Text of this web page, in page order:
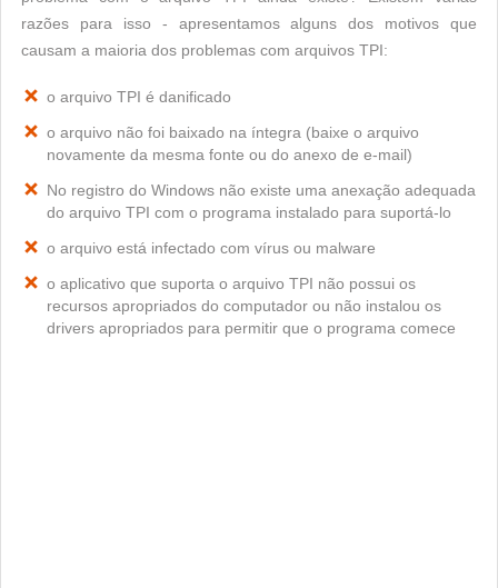
razões para isso - apresentamos alguns dos motivos que
causam a maioria dos problemas com arquivos TPI:
o arquivo TPI é danificado
o arquivo não foi baixado na íntegra (baixe o arquivo
novamente da mesma fonte ou do anexo de e-mail)
No registro do Windows não existe uma anexação adequada
do arquivo TPI com o programa instalado para suportá-lo
o arquivo está infectado com vírus ou malware
o aplicativo que suporta o arquivo TPI não possui os
recursos apropriados do computador ou não instalou os
drivers apropriados para permitir que o programa comece